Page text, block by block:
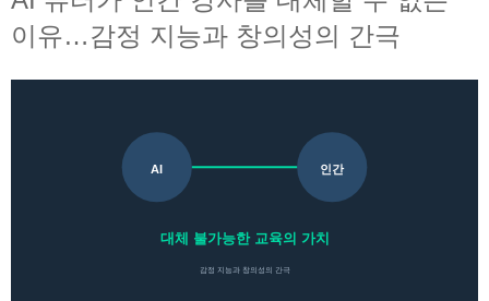
이유…감정 지능과 창의성의 간극
AI 인간
대체 불가능한 교육의 가치
감정 지능과 창의성의 간극